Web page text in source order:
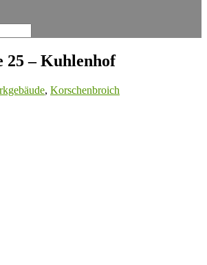
25 – Kuhlenhof
, Korschenbroich